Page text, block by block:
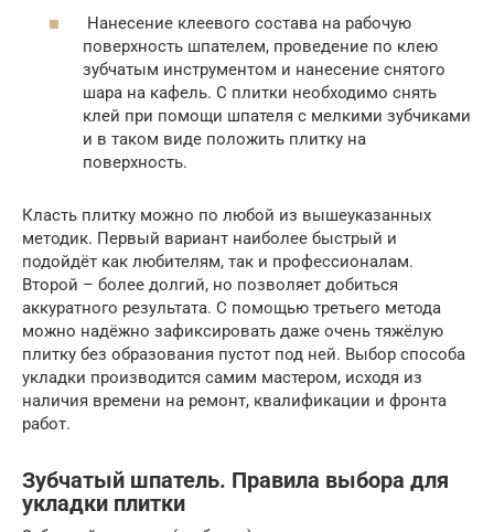
Нанесение клеевого состава на рабочую
поверхность шпателем, проведение по клею
зубчатым инструментом и нанесение снятого
шара на кафель. С плитки необходимо снять
клей при помощи шпателя с мелкими зубчиками
и в таком виде положить плитку на
поверхность.
Класть плитку можно по любой из вышеуказанных
методик. Первый вариант наиболее быстрый и
подойдёт как любителям, так и профессионалам.
Второй – более долгий, но позволяет добиться
аккуратного результата. С помощью третьего метода
можно надёжно зафиксировать даже очень тяжёлую
плитку без образования пустот под ней. Выбор способа
укладки производится самим мастером, исходя из
наличия времени на ремонт, квалификации и фронта
работ.
Зубчатый шпатель. Правила выбора для
укладки плитки